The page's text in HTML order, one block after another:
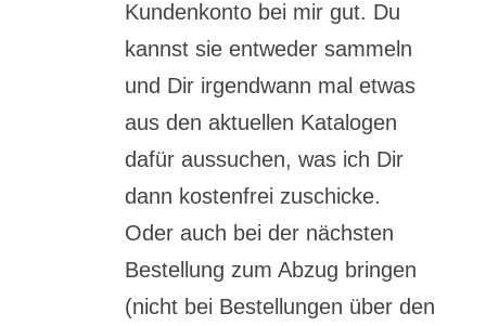
Kundenkonto bei mir gut. Du
kannst sie entweder sammeln
und Dir irgendwann mal etwas
aus den aktuellen Katalogen
dafür aussuchen, was ich Dir
dann kostenfrei zuschicke.
Oder auch bei der nächsten
Bestellung zum Abzug bringen
(nicht bei Bestellungen über den